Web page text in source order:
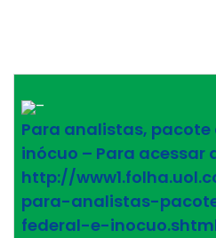
–
Para analistas,
inócuo – Para
http://
para-analistas-
federal-e-